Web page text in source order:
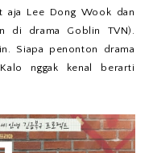
aja Lee Dong Wook dan
di drama Goblin TVN).
Siapa penonton drama
nggak kenal berarti